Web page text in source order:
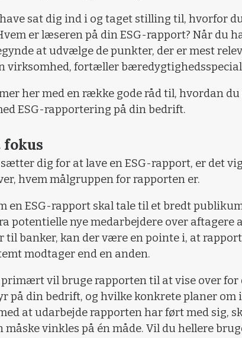
sat dig ind i og taget stilling til, hvorfor
er læseren på din ESG-rapport? Når du
at udvælge de punkter, der er mest
virksomhed, fortæller
her med en række gode råd til, hvordan du
ESG-rapportering på din bedrift.
dig for at lave en ESG-rapport, er det
hvem målgruppen for rapporten er.
en ESG-rapport skal tale til et bredt
potentielle nye medarbejdere over aftagere
til banker, kan der være en pointe i, at
modtager end en anden.
vil bruge rapporten til at vise over for
på din bedrift, og hvilke konkrete planer om
at udarbejde rapporten har ført med sig,
måske vinkles på én måde. Vil du hellere